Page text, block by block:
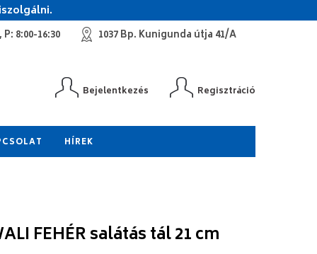
8:00-16:30 1037 Bp. Kunigunda útja 41/A
Bejelentkezés Regisztráció
HÍREK
FEHÉR salátás tál 21 cm